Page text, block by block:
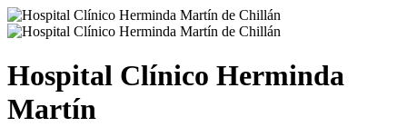
Hospital Clínico Herminda
Martín